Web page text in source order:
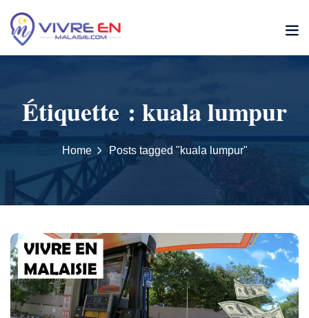
content
Étiquette : kuala lumpur
Home Posts tagged "kuala lumpur"